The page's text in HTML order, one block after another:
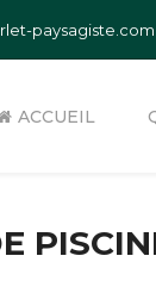
paysagiste.com
ACCUEIL